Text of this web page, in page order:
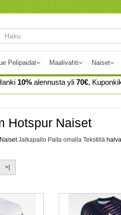
Pelipaidat Maalivahti Naiset
10% alennusta yli 70€,
Hotspur Naiset
Jalkapallo Paita omalla Tekstillä
>|